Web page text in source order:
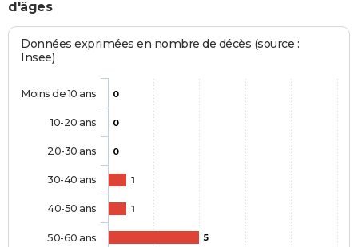
d'âges
Données exprimées en nombre de décès (source :
Insee)
0
0
0
1
1
5
Moins de 10 ans
10-20 ans
20-30 ans
30-40 ans
40-50 ans
50-60 ans